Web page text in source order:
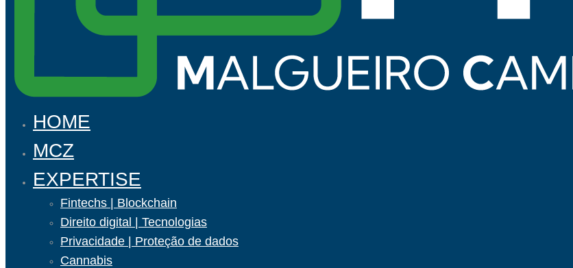
HOME
MCZ
EXPERTISE
Fintechs | Blockchain
Direito digital | Tecnologias
Privacidade | Proteção de dados
Cannabis